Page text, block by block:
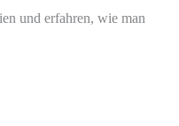
und erfahren, wie man